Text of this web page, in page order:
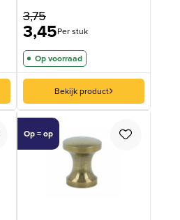
3,75
3,45Per stuk
Op voorraad
Bekijk product
Op = op